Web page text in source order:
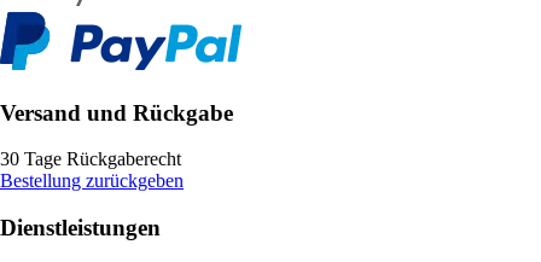
Versand und Rückgabe
30 Tage Rückgaberecht
Bestellung zurückgeben
Dienstleistungen